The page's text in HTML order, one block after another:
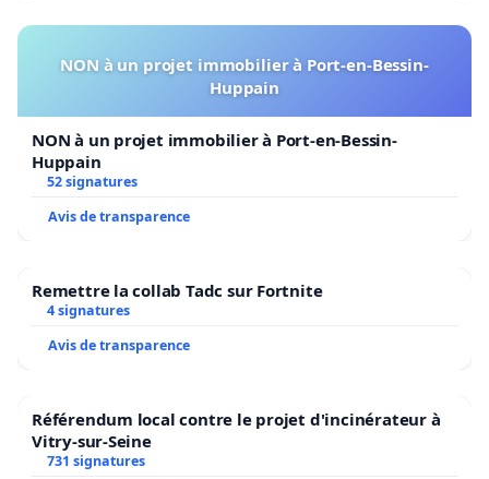
NON à un projet immobilier à Port-en-Bessin-
Huppain
NON à un projet immobilier à Port-en-Bessin-
Huppain
52 signatures
Avis de transparence
Remettre la collab Tadc sur Fortnite
4 signatures
Avis de transparence
Référendum local contre le projet d'incinérateur à
Vitry-sur-Seine
731 signatures